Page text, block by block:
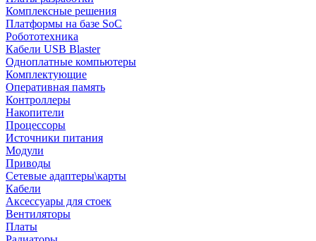
Комплексные решения
Платформы на базе SoC
Робототехника
Кабели USB Blaster
Одноплатные компьютеры
Комплектующие
Оперативная память
Контроллеры
Накопители
Процессоры
Источники питания
Модули
Приводы
Сетевые адаптеры\карты
Кабели
Аксессуары для стоек
Вентиляторы
Платы